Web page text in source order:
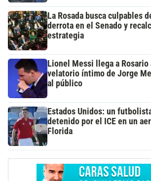
La Rosada busca culpables
derrota en el Senado y
estrategia
Lionel Messi llega a Rosario
velatorio íntimo de Jorge
al público
Estados Unidos: un
detenido por el ICE en un
Florida